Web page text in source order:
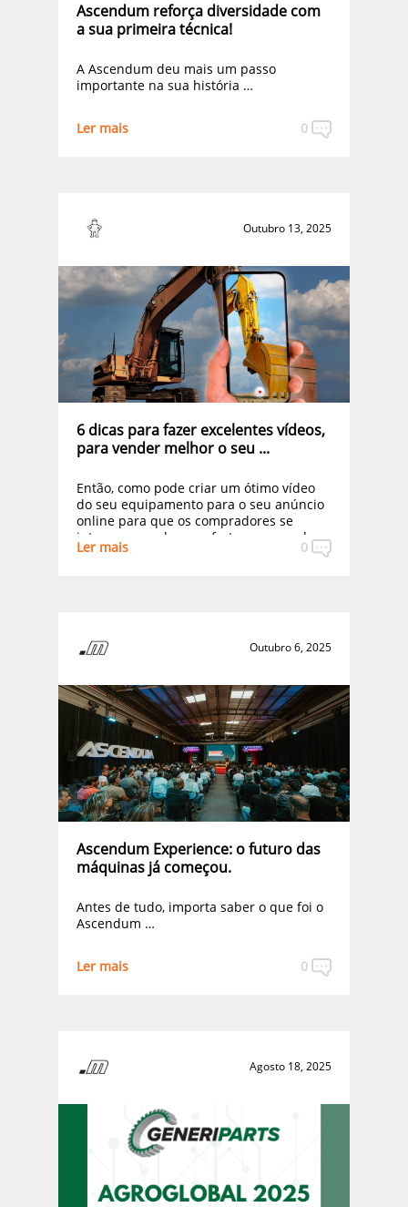
Ascendum reforça diversidade com
a sua primeira técnica!
A Ascendum deu mais um passo
importante na sua história …
0
Ler mais
Outubro 13, 2025
6 dicas para fazer excelentes vídeos,
para vender melhor o seu ...
Então, como pode criar um ótimo vídeo
do seu equipamento para o seu anúncio
online para que os compradores se
interessem pela sua oferta e parem de
olhar para equipamentos semelhantes?
0
Ler mais
Outubro 6, 2025
Ascendum Experience: o futuro das
máquinas já começou.
Antes de tudo, importa saber o que foi o
Ascendum …
0
Ler mais
Agosto 18, 2025